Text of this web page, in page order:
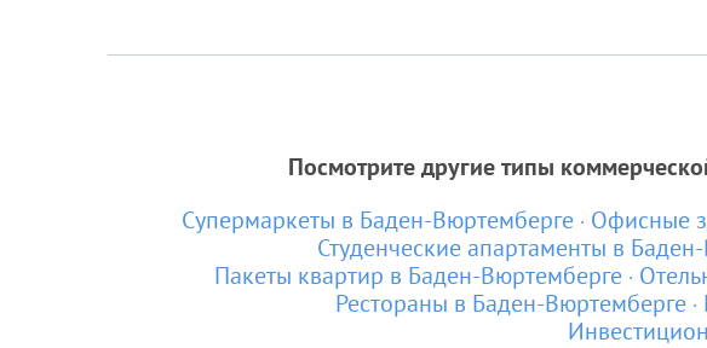
Посмотрите другие типы
Супермаркеты в Баден-Вюртемберге Офисные
Студенческие апартаменты в
Пакеты квартир в Баден-Вюртемберге
Рестораны в Баден-Вюртемберге